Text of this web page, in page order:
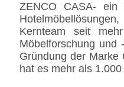
ZENCO CASA- ein
Kernteam seit
Möbelforschung und
Gründung der Marke
hat es mehr als